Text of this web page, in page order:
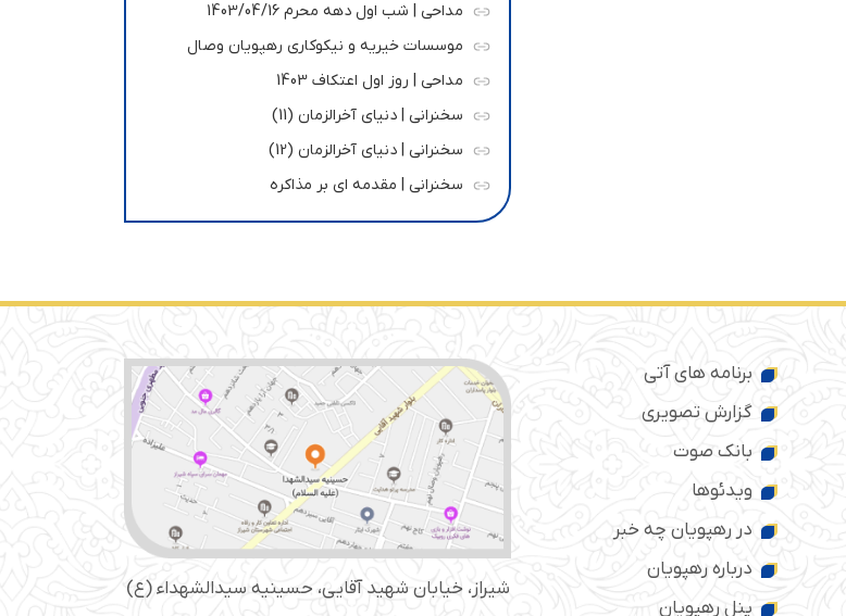
مداحی | شب اول دهه محرم 1403/04/16
موسسات خیریه و نیکوکاری رهپویان وصال
مداحی | روز اول اعتکاف 1403
سخنرانی | دنیای آخرالزمان (11)
سخنرانی | دنیای آخرالزمان (12)
سخنرانی | مقدمه ای بر مذاکره
برنامه های آتی
گزارش تصویری
بانک صوت
ویدئوها
در رهپویان چه خبر
درباره رهپویان
پنل رهپویان
شیراز، خیابان شهید آقایی، حسینیه سید‌الشهداء (ع)